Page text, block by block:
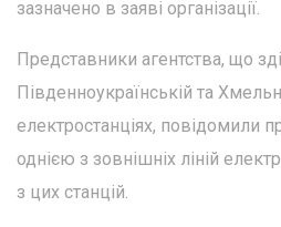
зазначено в заяві організації.
Представники агентства, що
Південноукраїнській та
електростанціях, повідомили
однією з зовнішніх ліній
з цих станцій.